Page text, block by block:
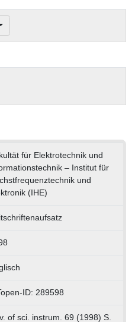
für Elektrotechnik und
– Institut für
und
(IHE)
ID: 289598
of sci. instrum. 69 (1998) S.